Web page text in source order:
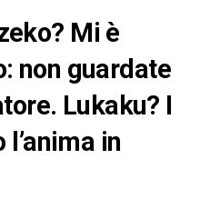
Mi è
non guardate
Lukaku? I
in